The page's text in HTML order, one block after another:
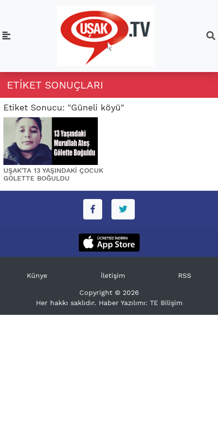
ETIKET SONUÇLARI
Etiket Sonucu: "Güneli köyü"
UŞAK'TA 13 YAŞINDAKİ ÇOCUK
GÖLETTE BOĞULDU
Künye İletişim RSS
Copyright © 2026
Her hakkı saklıdır. Haber Yazılımı: TE Bilişim